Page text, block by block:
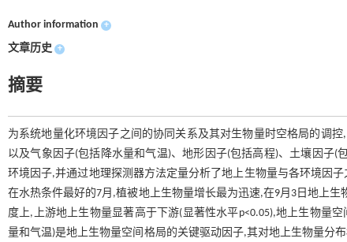
Author information +
文章历史 +
摘要
为系统地量化环境因子之间的协同关系及其对生物量时空格局的调
以及气象因子(包括降水量和气温)、地形因子(包括高程)、土壤因子
环境因子,并通过地理探测器方法定量分析了地上生物量与各环境因
在水热条件最好的7月,植被地上生物量增长最为迅速,在9月3日地上
度上,上游地上生物量显著高于下游(显著性水平p<0.05),地上生物量
量和气温)是地上生物量空间格局的关键驱动因子,其对地上生物量分